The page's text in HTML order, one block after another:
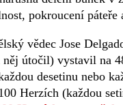
pokroucení
vědec Jose
útočil) vystavil na
desetinu nebo
Herzích (každou